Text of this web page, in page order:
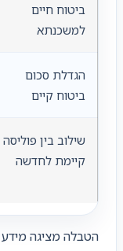
ביטוח חיים
למשכנתא
הגדלת סכום
ביטוח קיים
שילוב בין פוליסה
קיימת לחדשה
הטבלה מציגה